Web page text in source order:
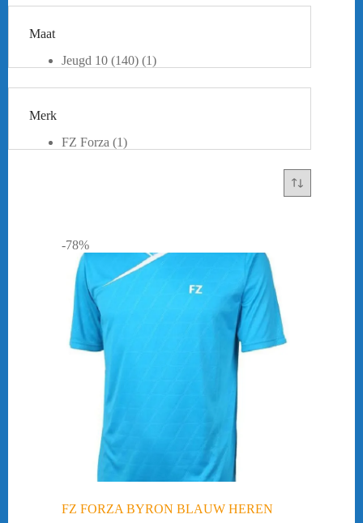
-78%
FZ FORZA BYRON BLAUW HEREN
Roze (1)
Maat
Jeugd 10 (140) (1)
XS (1)
Merk
FZ Forza (1)